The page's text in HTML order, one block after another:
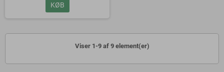
KØB
Viser 1-9 af 9 element(er)